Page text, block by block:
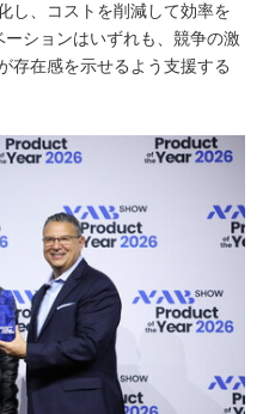
し、コストを削減して効率を
ションはいずれも、競争の激
存在感を示せるよう支援する